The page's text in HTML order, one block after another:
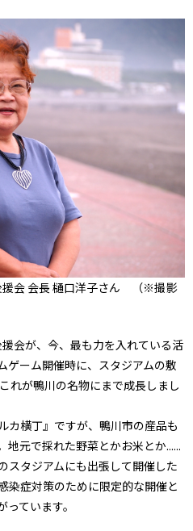
援会 会長 樋口洋子さん （※撮影
会が、今、最も力を入れている活
ゲーム開催時に、スタジアムの敷
れが鴨川の名物にまで成長しまし
カ横丁』ですが、鴨川市の産品も
元で採れた野菜とかお米とか......
スタジアムにも出張して開催した
染症対策のために限定的な開催と
ています。